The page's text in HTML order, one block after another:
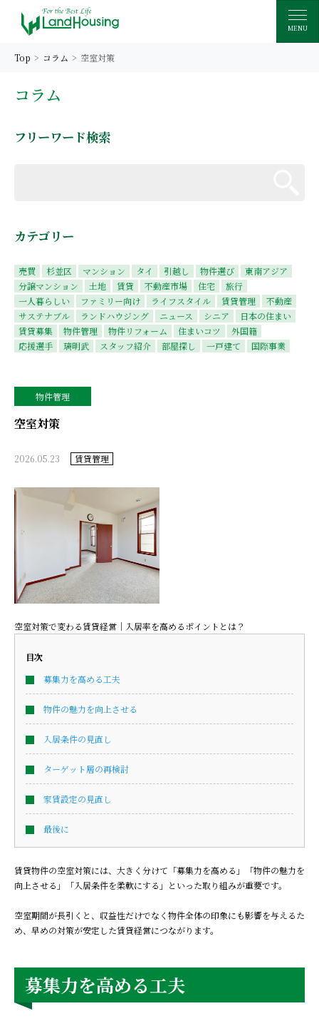
MENU
Top コラム 空室対策
コラム
フリーワード検索
カテゴリー
売買 杉並区 マンション タイ 引越し 物件選び
東南アジア
分譲マンション
土地 賃貸 不動産市場 住宅
旅行
一人暮らしい
ファミリー向け ライフスタイル 賃貸管理
不動産
サステナブル
ランドハウジング ニュース シニア
日本の住まい
賃貸募集
物件管理 物件リフォーム 住まいコツ
外国籍
応援選手
璃明武 スタッフ紹介 部屋探し 一戸建て 国際事業
物件管理
空室対策
2026.05.23 賃貸管理
空室対策で変わる賃貸経営｜入居率を高めるポイントとは？
目次
募集力を高める工夫
物件の魅力を向上させる
入居条件の見直し
ターゲット層の再検討
家賃設定の見直し
最後に
賃貸物件の空室対策には、大きく分けて「募集力を高める」「物件の魅力を
向上させる」「入居条件を柔軟にする」といった取り組みが重要です。
空室期間が長引くと、収益性だけでなく物件全体の印象にも影響を与えるた
め、早めの対策が安定した賃貸経営につながります。
募集力を高める工夫